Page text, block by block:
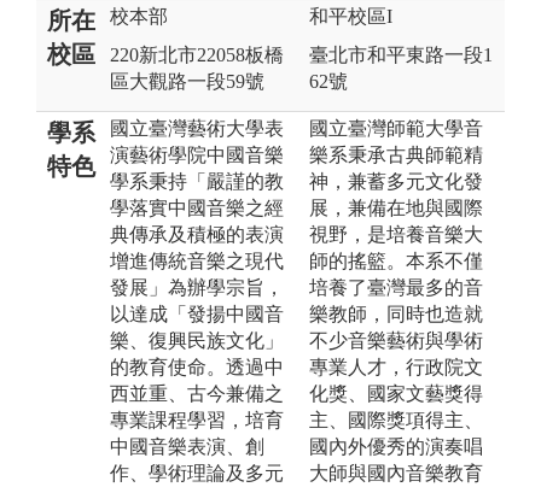
所在
校區
校本部
220新北市22058板橋
區大觀路一段59號
和平校區I
臺北市和平東路一段1
62號
學系
特色
國立臺灣藝術大學表
演藝術學院中國音樂
學系秉持「嚴謹的教
學落實中國音樂之經
典傳承及積極的表演
增進傳統音樂之現代
發展」為辦學宗旨，
以達成「發揚中國音
樂、復興民族文化」
的教育使命。透過中
西並重、古今兼備之
專業課程學習，培育
中國音樂表演、創
作、學術理論及多元
國立臺灣師範大學音
樂系秉承古典師範精
神，兼蓄多元文化發
展，兼備在地與國際
視野，是培養音樂大
師的搖籃。本系不僅
培養了臺灣最多的音
樂教師，同時也造就
不少音樂藝術與學術
專業人才，行政院文
化獎、國家文藝獎得
主、國際獎項得主、
國內外優秀的演奏唱
大師與國內音樂教育